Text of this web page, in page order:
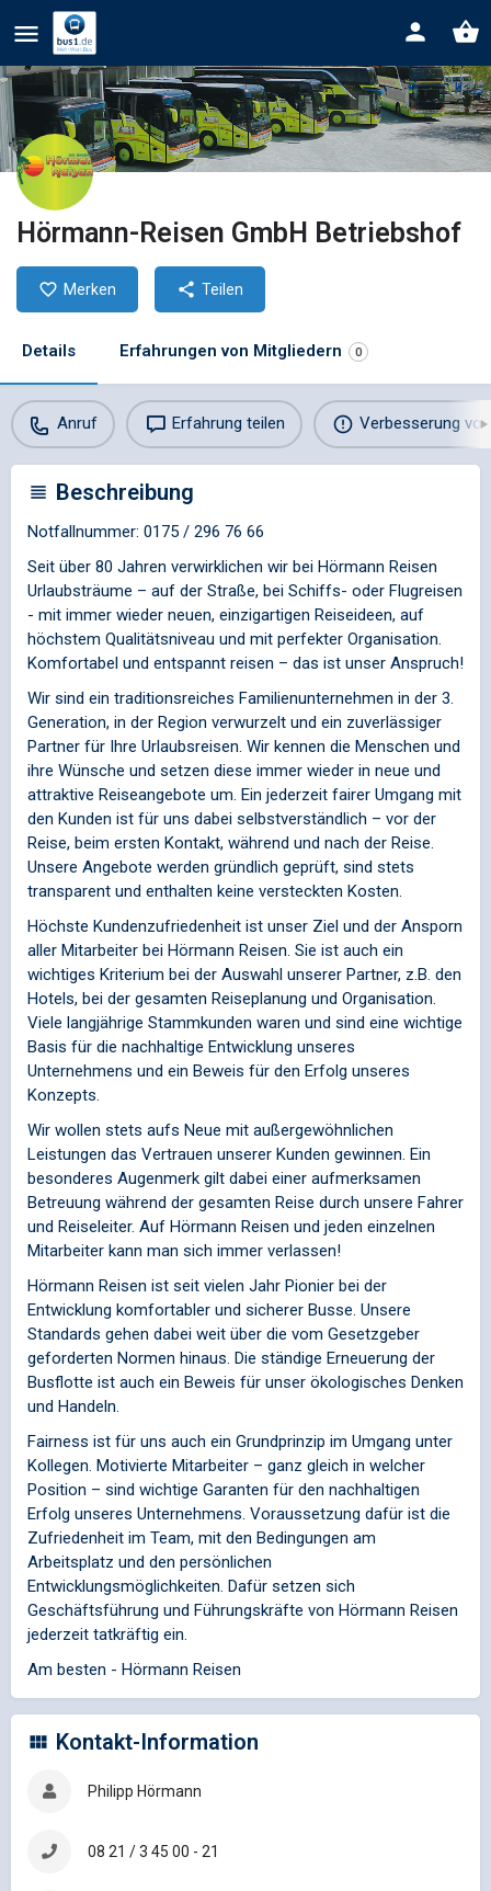
Hörmann-Reisen GmbH Betriebshof
Merken Teilen
Details Erfahrungen von Mitgliedern 0
Anruf Erfahrung teilen Verbesserung
Beschreibung
Notfallnummer: 0175 / 296 76 66
Seit über 80 Jahren verwirklichen wir bei Hörmann Reisen
Urlaubsträume – auf der Straße, bei Schiffs- oder Flugreisen
- mit immer wieder neuen, einzigartigen Reiseideen, auf
höchstem Qualitätsniveau und mit perfekter Organisation.
Komfortabel und entspannt reisen – das ist unser Anspruch!
Wir sind ein traditionsreiches Familienunternehmen in der 3.
Generation, in der Region verwurzelt und ein zuverlässiger
Partner für Ihre Urlaubsreisen. Wir kennen die Menschen und
ihre Wünsche und setzen diese immer wieder in neue und
attraktive Reiseangebote um. Ein jederzeit fairer Umgang mit
den Kunden ist für uns dabei selbstverständlich – vor der
Reise, beim ersten Kontakt, während und nach der Reise.
Unsere Angebote werden gründlich geprüft, sind stets
transparent und enthalten keine versteckten Kosten.
Höchste Kundenzufriedenheit ist unser Ziel und der Ansporn
aller Mitarbeiter bei Hörmann Reisen. Sie ist auch ein
wichtiges Kriterium bei der Auswahl unserer Partner, z.B. den
Hotels, bei der gesamten Reiseplanung und Organisation.
Viele langjährige Stammkunden waren und sind eine wichtige
Basis für die nachhaltige Entwicklung unseres
Unternehmens und ein Beweis für den Erfolg unseres
Konzepts.
Wir wollen stets aufs Neue mit außergewöhnlichen
Leistungen das Vertrauen unserer Kunden gewinnen. Ein
besonderes Augenmerk gilt dabei einer aufmerksamen
Betreuung während der gesamten Reise durch unsere Fahrer
und Reiseleiter. Auf Hörmann Reisen und jeden einzelnen
Mitarbeiter kann man sich immer verlassen!
Hörmann Reisen ist seit vielen Jahr Pionier bei der
Entwicklung komfortabler und sicherer Busse. Unsere
Standards gehen dabei weit über die vom Gesetzgeber
geforderten Normen hinaus. Die ständige Erneuerung der
Busflotte ist auch ein Beweis für unser ökologisches Denken
und Handeln.
Fairness ist für uns auch ein Grundprinzip im Umgang unter
Kollegen. Motivierte Mitarbeiter – ganz gleich in welcher
Position – sind wichtige Garanten für den nachhaltigen
Erfolg unseres Unternehmens. Voraussetzung dafür ist die
Zufriedenheit im Team, mit den Bedingungen am
Arbeitsplatz und den persönlichen
Entwicklungsmöglichkeiten. Dafür setzen sich
Geschäftsführung und Führungskräfte von Hörmann Reisen
jederzeit tatkräftig ein.
Am besten - Hörmann Reisen
Kontakt-Information
Philipp Hörmann
08 21 / 3 45 00 - 21